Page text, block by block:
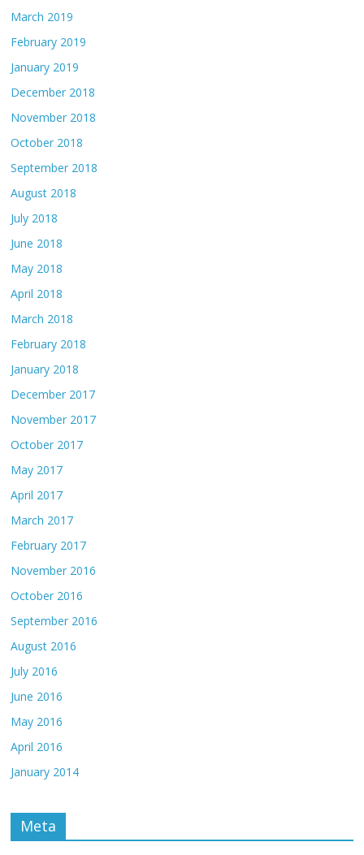
March 2019
February 2019
January 2019
December 2018
November 2018
October 2018
September 2018
August 2018
July 2018
June 2018
May 2018
April 2018
March 2018
February 2018
January 2018
December 2017
November 2017
October 2017
May 2017
April 2017
March 2017
February 2017
November 2016
October 2016
September 2016
August 2016
July 2016
June 2016
May 2016
April 2016
January 2014
Meta